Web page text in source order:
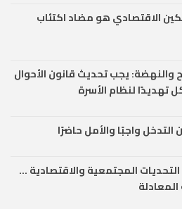
الاقتصادي هو مضاد اكتئاب
والنهضة: يجب تحديث قانون الأحوال
تهديدًا لنظام الأسرة
واجبًا والأمل حاضرًا
المجتمعية والاقتصادية …